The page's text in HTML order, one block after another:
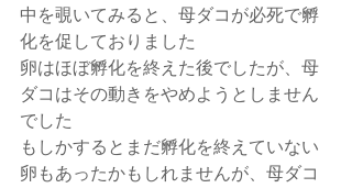
中を覗いてみると、母ダコが必死で孵
化を促しておりました
卵はほぼ孵化を終えた後でしたが、母
ダコはその動きをやめようとしません
でした
もしかするとまだ孵化を終えていない
卵もあったかもしれませんが、母ダコ